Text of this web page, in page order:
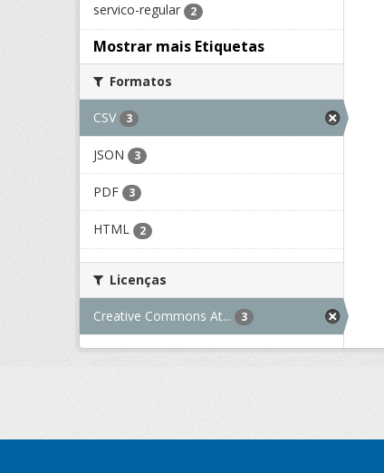
servico-regular 2
Mostrar mais Etiquetas
Formatos
CSV 3
JSON 3
PDF 3
HTML 2
Licenças
Creative Commons At... 3